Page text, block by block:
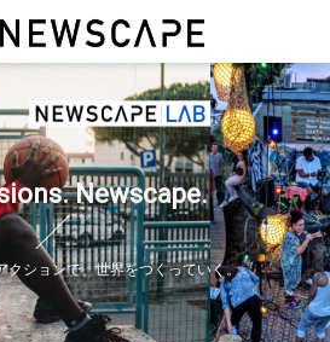
ions. Newscape.
ク シ ョンで、世界をつくっていく。